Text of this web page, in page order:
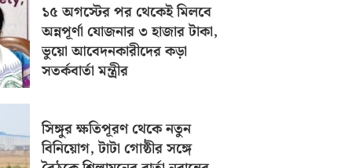
১৫ অগস্টের পর থেকেই মিলবে
অন্নপূর্ণা যোজনার ৩ হাজার টাকা,
ভুয়ো আবেদনকারীদের কড়া
সতর্কবার্তা মন্ত্রীর
সিঙ্গুর ক্ষতিপূরণ থেকে নতুন
বিনিয়োগ, টাটা গোষ্ঠীর সঙ্গে